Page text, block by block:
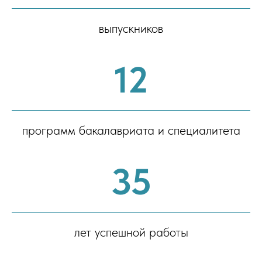
выпускников
12
программ бакалавриата и специалитета
35
лет успешной работы